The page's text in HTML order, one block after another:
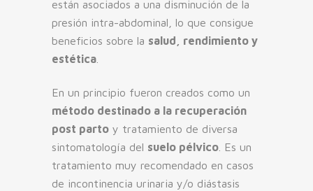
están asociados a una disminución de la
presión intra-abdominal, lo que consigue
beneficios sobre la salud, rendimiento y
estética
En un principio fueron creados como un
método destinado a la recuperación
post parto y tratamiento de diversa
sintomatología del suelo pélvico . Es un
tratamiento muy recomendado en casos
de incontinencia urinaria y/o diástasis